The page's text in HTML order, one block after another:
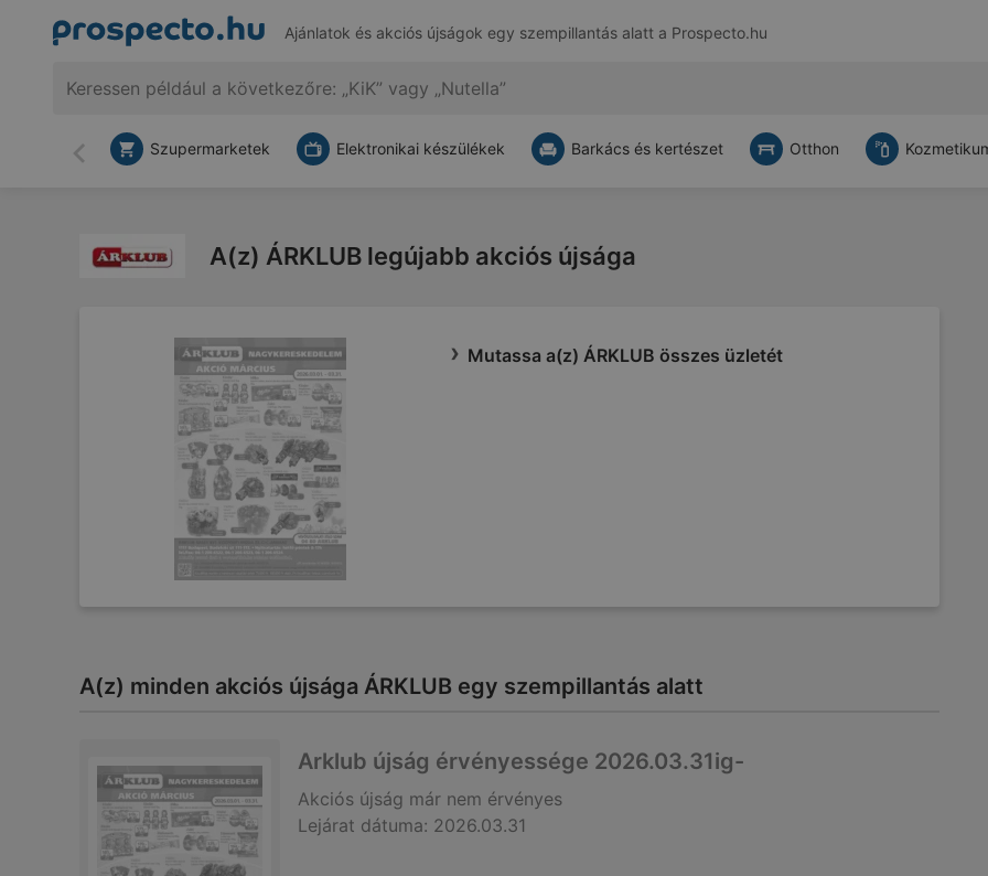
Ajánlatok és akciós újságok egy szempillantás alatt a Prospecto.hu
Vissza
Szupermarketek Elektronikai készülékek Barkács és kertészet Otthon
A(z) ÁRKLUB legújabb akciós újsága
Mutassa a(z) ÁRKLUB összes üzletét
A(z) minden akciós újsága ÁRKLUB egy szempillantás alatt
Arklub újság érvényessége 2026.03.31ig-
Akciós újság már nem érvényes
Lejárat dátuma: 2026.03.31